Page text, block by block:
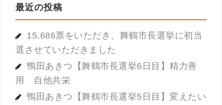
最近の投稿
15,686票をいただき、舞鶴市長選挙に初当
選させていただきました
鴨田あきつ【舞鶴市長選挙6日目】精力善
用 自他共栄
鴨田あきつ【舞鶴市長選挙5日目】変えたい